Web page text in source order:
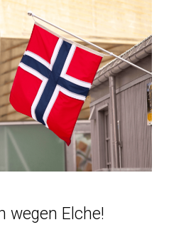
wegen Elche!